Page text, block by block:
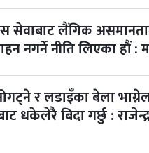
सेवाबाट लैंगिक
नगर्ने नीति लिएका हौं :
र लडाइँका बेला
धकेलेरै बिदा गर्छु :